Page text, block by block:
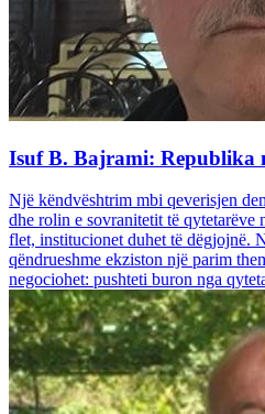
Isuf B. Bajrami: Republika
Një këndvështrim mbi qeverisjen
dhe rolin e sovranitetit të qytetarëve
flet, institucionet duhet të dëgjojnë.
qëndrueshme ekziston një parim
negociohet: pushteti buron nga